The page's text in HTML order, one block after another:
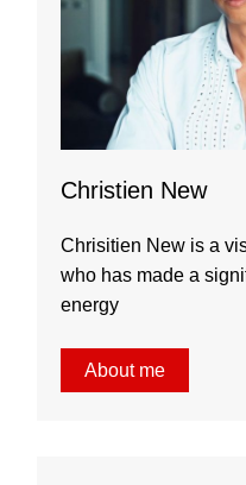
Christien New
Chrisitien New is a
who has made a
energy
About me